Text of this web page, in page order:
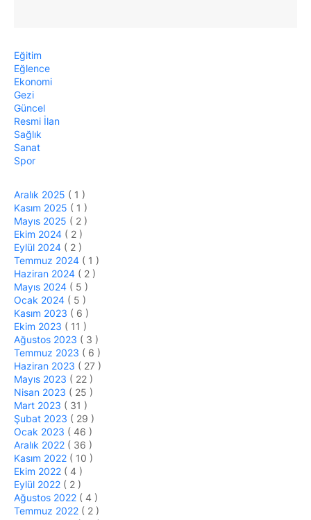
Eğitim
Eğlence
Ekonomi
Gezi
Güncel
Resmi İlan
Sağlık
Sanat
Spor
Aralık 2025 ( 1 )
Kasım 2025 ( 1 )
Mayıs 2025 ( 2 )
Ekim 2024 ( 2 )
Eylül 2024 ( 2 )
Temmuz 2024 ( 1 )
Haziran 2024 ( 2 )
Mayıs 2024 ( 5 )
Ocak 2024 ( 5 )
Kasım 2023 ( 6 )
Ekim 2023 ( 11 )
Ağustos 2023 ( 3 )
Temmuz 2023 ( 6 )
Haziran 2023 ( 27 )
Mayıs 2023 ( 22 )
Nisan 2023 ( 25 )
Mart 2023 ( 31 )
Şubat 2023 ( 29 )
Ocak 2023 ( 46 )
Aralık 2022 ( 36 )
Kasım 2022 ( 10 )
Ekim 2022 ( 4 )
Eylül 2022 ( 2 )
Ağustos 2022 ( 4 )
Temmuz 2022 ( 2 )